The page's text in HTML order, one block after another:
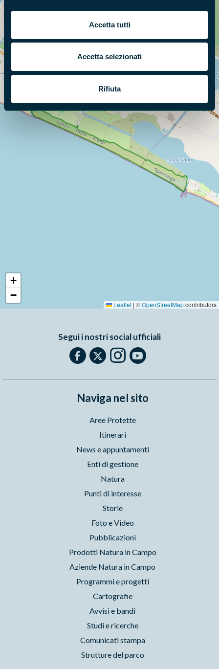
Accetta tutti
Accetta selezionati
Rifiuta
+
−
Leaflet | ©OpenStreetMapcontributors
Cerca nella mappa OPZIONI
Segui i nostri social ufficiali
Naviga nel sito
Aree Protette
Itinerari
News e appuntamenti
Enti di gestione
Natura
Punti di interesse
Storie
Foto e Video
Pubblicazioni
Prodotti Natura in Campo
Aziende Natura in Campo
Programmi e progetti
Cartografie
Avvisi e bandi
Studi e ricerche
Comunicati stampa
Strutture del parco